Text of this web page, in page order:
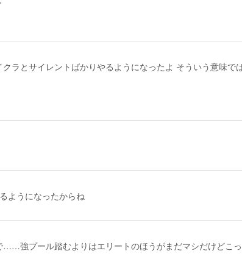
ラとサイレントばかりやるようになったよ そういう意味で
ようになったからね
強プール踏むよりはエリートのほうがまだマシだけどこ